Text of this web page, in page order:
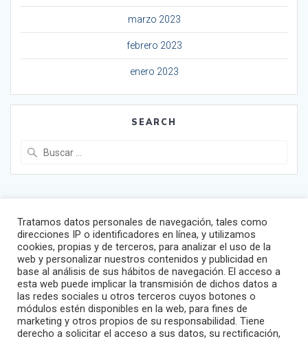
marzo 2023
febrero 2023
enero 2023
SEARCH
Sitemap
Global
España
Portugal
Tratamos datos personales de navegación, tales como
direcciones IP o identificadores en línea, y utilizamos
cookies, propias y de terceros, para analizar el uso de la
web y personalizar nuestros contenidos y publicidad en
base al análisis de sus hábitos de navegación. El acceso a
esta web puede implicar la transmisión de dichos datos a
las redes sociales u otros terceros cuyos botones o
módulos estén disponibles en la web, para fines de
marketing y otros propios de su responsabilidad. Tiene
derecho a solicitar el acceso a sus datos, su rectificación,